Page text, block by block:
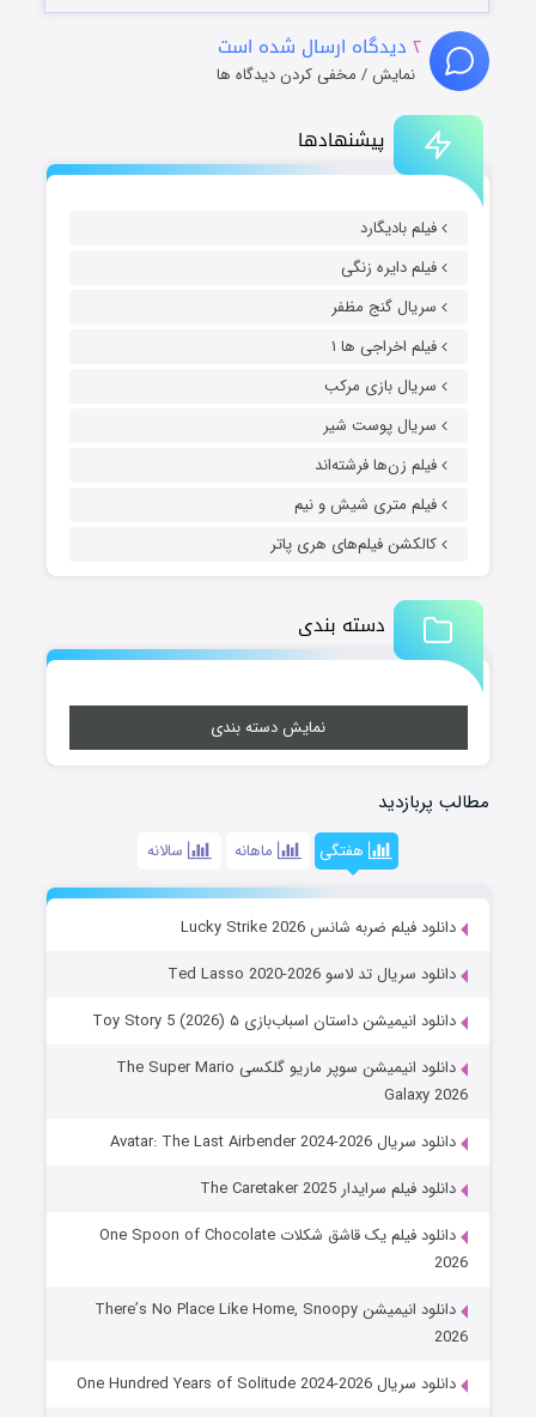
پیشنهادها
فیلم بادیگارد
فیلم دایره زنگی
سریال گنج مظفر
فیلم اخراجی ها ۱
سریال بازی مرکب
سریال پوست شیر
فیلم زن‌ها فرشته‌اند
فیلم متری شیش و نیم
کالکشن فیلم‌های هری پاتر
دسته بندی
نمایش دسته بندی
مطالب پربازدید
هفتگی ماهانه سالانه
دانلود فیلم ضربه شانس Lucky Strike 2026
دانلود سریال تد لاسو Ted Lasso 2020-2026
دانلود انیمیشن داستان اسباب‌بازی ۵ Toy Story 5 (2026)
دانلود انیمیشن سوپر ماریو گلکسی The Super Mario
Galaxy 2026
دانلود سریال Avatar: The Last Airbender 2024-2026
دانلود فیلم سرایدار The Caretaker 2025
دانلود فیلم یک قاشق شکلات One Spoon of Chocolate
2026
دانلود انیمیشن There’s No Place Like Home, Snoopy
2026
دانلود سریال One Hundred Years of Solitude 2024-2026
۲ دیدگاه ارسال شده است
نمایش / مخفی کردن دیدگاه ها